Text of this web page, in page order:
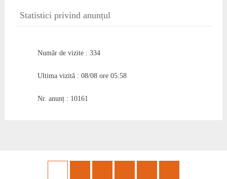
Statistici privind anunțul
Număr de vizite : 334
Ultima vizită : 08/08 ore 05:58
Nr. anunț : 10161